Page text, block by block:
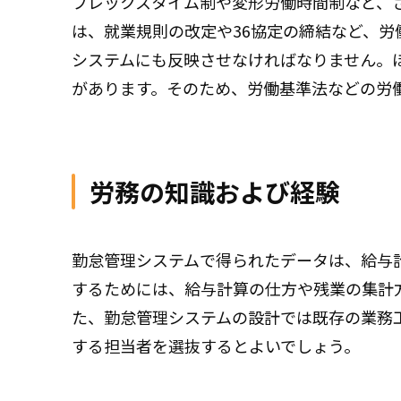
は、就業規則の改定や36協定の締結など、
システムにも反映させなければなりません
があります。そのため、労働基準法などの
労務の知識および経験
勤怠管理システムで得られたデータは、給
するためには、給与計算の仕方や残業の集
た、勤怠管理システムの設計では既存の業
する担当者を選抜するとよいでしょう。